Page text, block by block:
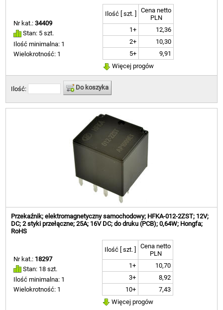
Nr kat.:34409
Stan: 5 szt.
Ilość minimalna: 1
Wielokrotność: 1
Ilość [ szt. ]
Cena netto
PLN
1+
12,36
2+
10,30
5+
9,91
Więcej progów
Ilość: Do koszyka
Przekaźnik; elektromagnetyczny samochodowy; HFKA-012-2ZST; 12V;
DC; 2 styki przełączne; 25A; 16V DC; do druku (PCB); 0,64W; Hongfa;
RoHS
Nr kat.: 18297
Stan: 18 szt.
Ilość minimalna: 1
Wielokrotność: 1
Ilość [ szt. ]
Cena netto
PLN
1+
10,70
3+
8,92
10+
7,43
Więcej progów